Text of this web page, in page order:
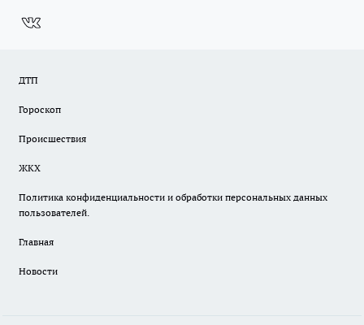
ДТП
Гороскоп
Происшествия
ЖКХ
Политика конфиденциальности и обработки персональных данных
пользователей.
Главная
Новости